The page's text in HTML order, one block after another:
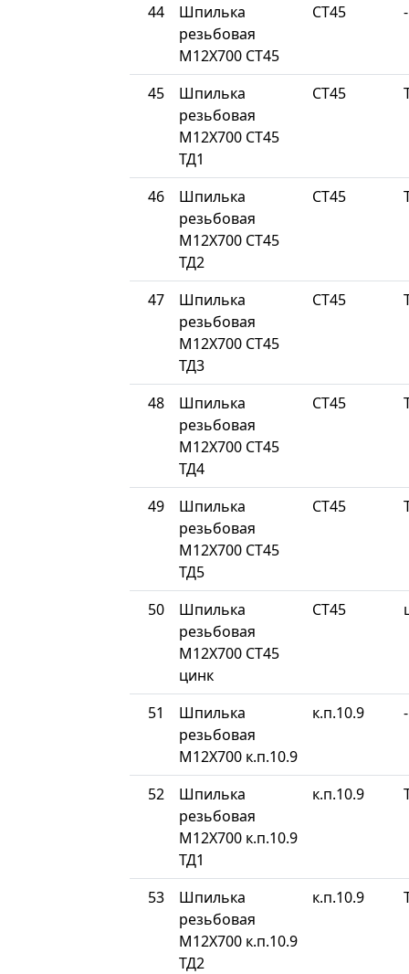
44
Шпилька
резьбовая
М12Х700 СТ45
СТ45 -
45
Шпилька
резьбовая
М12Х700 СТ45
ТД1
СТ45
46
Шпилька
резьбовая
М12Х700 СТ45
ТД2
СТ45
47
Шпилька
резьбовая
М12Х700 СТ45
ТД3
СТ45
48
Шпилька
резьбовая
М12Х700 СТ45
ТД4
СТ45
49
Шпилька
резьбовая
М12Х700 СТ45
ТД5
СТ45
50
Шпилька
резьбовая
М12Х700 СТ45
цинк
СТ45
51
Шпилька
резьбовая
М12Х700 к.п.10.9
к.п.10.9 -
52
Шпилька
резьбовая
М12Х700 к.п.10.9
ТД1
к.п.10.9
53
Шпилька
резьбовая
М12Х700 к.п.10.9
ТД2
к.п.10.9